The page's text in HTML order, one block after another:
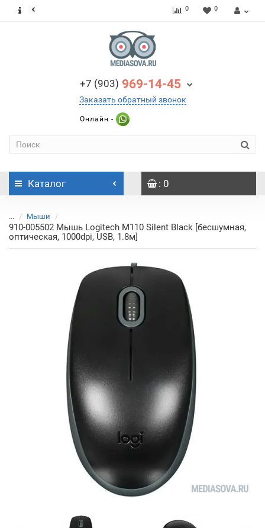
0 0
+7 (903) 969-14-45
Заказать обратный звонок
Онлайн -
Каталог : 0
... Мыши
910-005502 Мышь Logitech M110 Silent Black [бесшумная,
оптическая, 1000dpi, USB, 1.8м]